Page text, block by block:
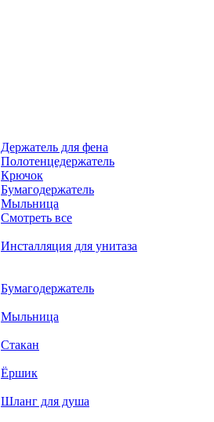
Держатель для фена
Полотенцедержатель
Крючок
Бумагодержатель
Мыльница
Смотреть все
Инсталляция для унитаза
Бумагодержатель
Мыльница
Стакан
Ёршик
Шланг для душа